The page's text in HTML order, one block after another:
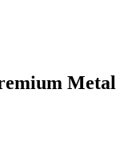
Metal